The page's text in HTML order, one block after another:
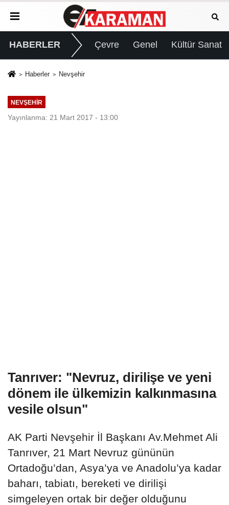
HABERLER Çevre Genel Kültür Sanat
Haberler Nevşehir
NEVŞEHIR
Yayınlanma: 21 Mart 2017 - 13:00
Tanrıver: "Nevruz, dirilişe ve yeni
dönem ile ülkemizin kalkınmasına
vesile olsun"
AK Parti Nevşehir İl Başkanı Av.Mehmet Ali
Tanrıver, 21 Mart Nevruz gününün
Ortadoğu’dan, Asya’ya ve Anadolu’ya kadar
baharı, tabiatı, bereketi ve dirilişi
simgeleyen ortak bir değer olduğunu